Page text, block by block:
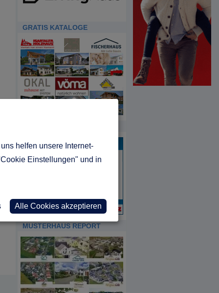
GRATIS KATALOGE
MUSTERHAUS REPORT
helfen unsere Internet-
Einstellungen" und in
Alle Cookies akzeptieren